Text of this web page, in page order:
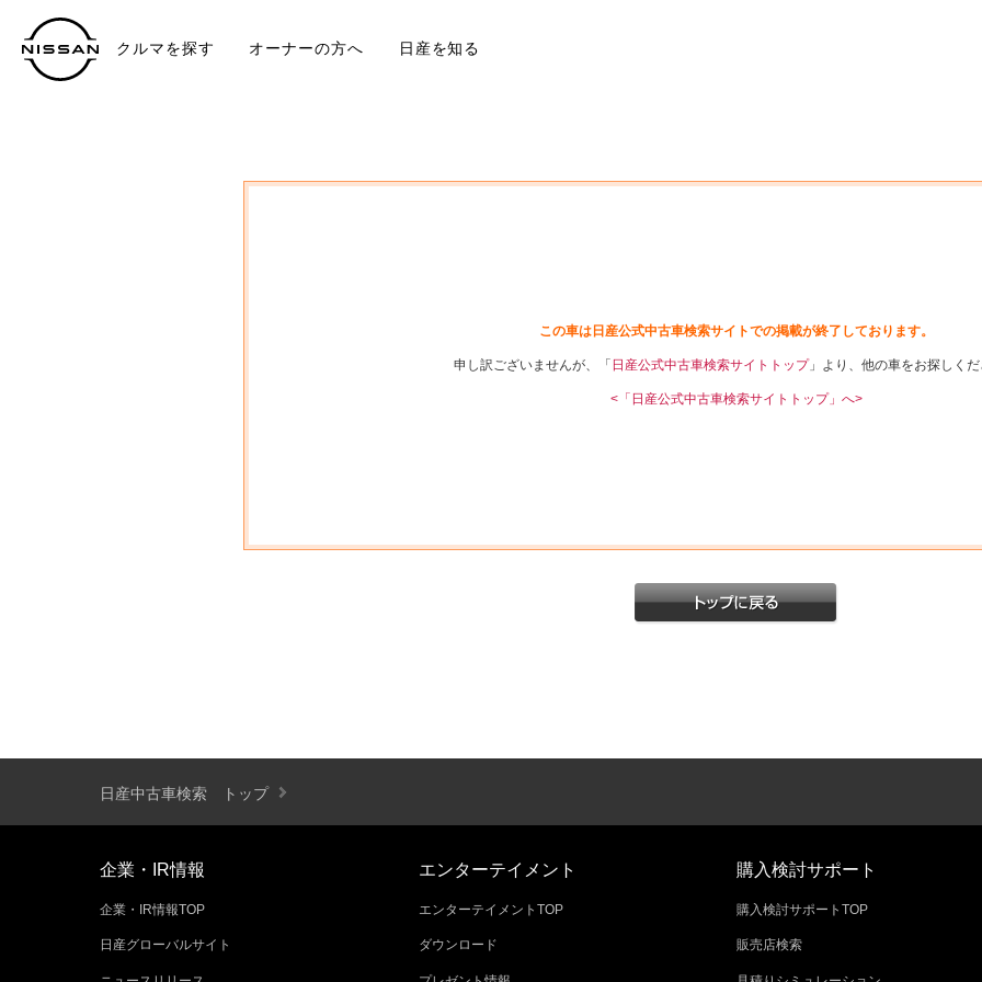
クルマを探す オーナーの方へ 日産を知る
この車は日産公式中古車検索サイトでの掲載が終了しております。
申し訳ございませんが、「 日産公式中古車検索サイトトップ」より、他の車をお探しくだ
<「日産公式中古車検索サイトトップ」へ>
日産中古車検索 トップ
企業・IR情報
企業・IR情報TOP
日産グローバルサイト
エンターテイメント
エンターテイメントTOP
ダウンロード
購入検討サポート
購入検討サポートTOP
販売店検索